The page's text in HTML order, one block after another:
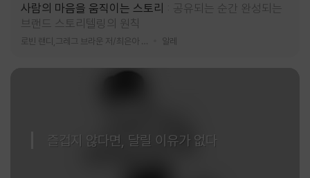
사람의 마음을 움직이는 스토리
공유되는 순간 완성되는
브랜드 스토리텔링의 원칙
알레
즐겁지 않다면, 달릴 이유가 없다